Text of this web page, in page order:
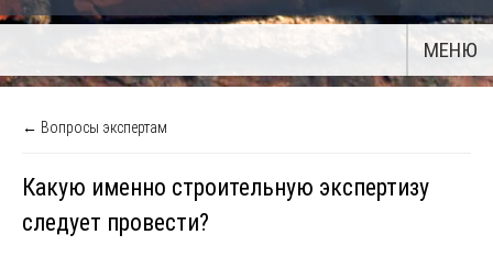
МЕНЮ
← Вопросы экспертам
Какую именно строительную экспертизу
следует провести?